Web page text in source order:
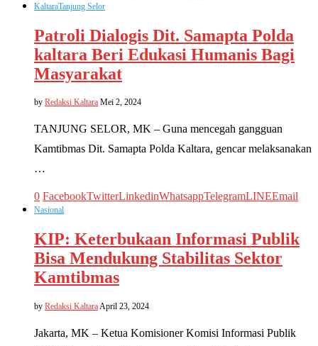
KaltaraTanjung Selor
Patroli Dialogis Dit. Samapta Polda
kaltara Beri Edukasi Humanis Bagi
Masyarakat
by Redaksi Kaltara Mei 2, 2024
TANJUNG SELOR, MK – Guna mencegah gangguan
Kamtibmas Dit. Samapta Polda Kaltara, gencar melaksanakan
…
0 FacebookTwitterLinkedinWhatsappTelegramLINEEmail
Nasional
KIP: Keterbukaan Informasi Publik
Bisa Mendukung Stabilitas Sektor
Kamtibmas
by Redaksi KaltaraApril 23, 2024
Jakarta, MK – Ketua Komisioner Komisi Informasi Publik